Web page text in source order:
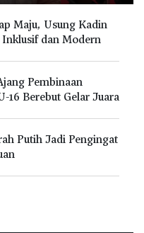
Maju, Usung Kadin
dan Modern
Pembinaan
16 Berebut Gelar Juara
Putih Jadi Pengingat